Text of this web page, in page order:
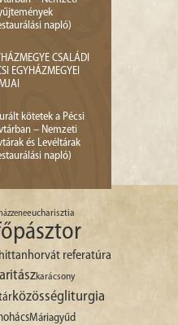
napló)
CSALÁDI
EGYHÁZMEGYEI
kötetek a Pécsi
– Nemzeti
és Levéltárak
napló)
eucharisztia
hittanhorvát referatúra
karácsony
közösségliturgia
Máriagyűd